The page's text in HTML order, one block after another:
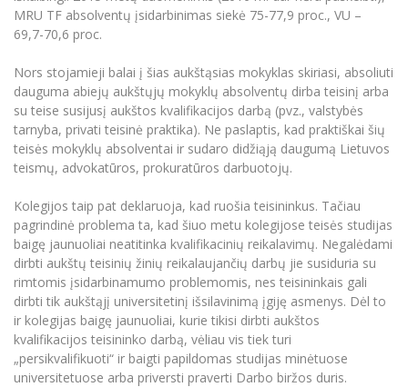
eDVS
Pagalbos sistema
Profesinė sąjunga
Kontaktų paieška
MRU TF absolventų įsidarbinimas siekė 75-77,9 proc., VU –
69,7-70,6 proc.
Nors stojamieji balai į šias aukštąsias mokyklas skiriasi, absoliuti
dauguma abiejų aukštųjų mokyklų absolventų dirba teisinį arba
su teise susijusį aukštos kvalifikacijos darbą (pvz., valstybės
tarnyba, privati teisinė praktika). Ne paslaptis, kad praktiškai šių
teisės mokyklų absolventai ir sudaro didžiąją daugumą Lietuvos
teismų, advokatūros, prokuratūros darbuotojų.
Kolegijos taip pat deklaruoja, kad ruošia teisininkus. Tačiau
pagrindinė problema ta, kad šiuo metu kolegijose teisės studijas
baigę jaunuoliai neatitinka kvalifikacinių reikalavimų. Negalėdami
dirbti aukštų teisinių žinių reikalaujančių darbų jie susiduria su
rimtomis įsidarbinamumo problemomis, nes teisininkais gali
dirbti tik aukštąjį universitetinį išsilavinimą įgiję asmenys. Dėl to
ir kolegijas baigę jaunuoliai, kurie tikisi dirbti aukštos
kvalifikacijos teisininko darbą, vėliau vis tiek turi
„persikvalifikuoti“ ir baigti papildomas studijas minėtuose
universitetuose arba priversti praverti Darbo biržos duris.